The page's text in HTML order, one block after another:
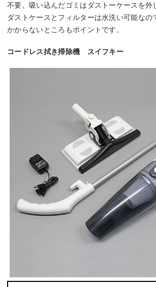
不要。吸い込んだゴミはダストーケースを外
ダストケースとフィルターは水洗い可能なの
かからないところもポイントです。
コードレス拭き掃除機 スイフキー